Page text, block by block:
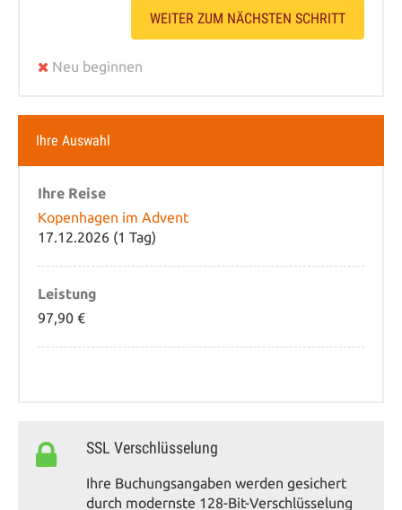
WEITER ZUM NÄCHSTEN SCHRITT
Neu beginnen
Ihre Auswahl
Ihre Reise
Kopenhagen im Advent
17.12.2026 (1 Tag)
Leistung
97,90 €
SSL Verschlüsselung
Ihre Buchungsangaben werden gesichert
durch modernste 128-Bit-Verschlüsselung